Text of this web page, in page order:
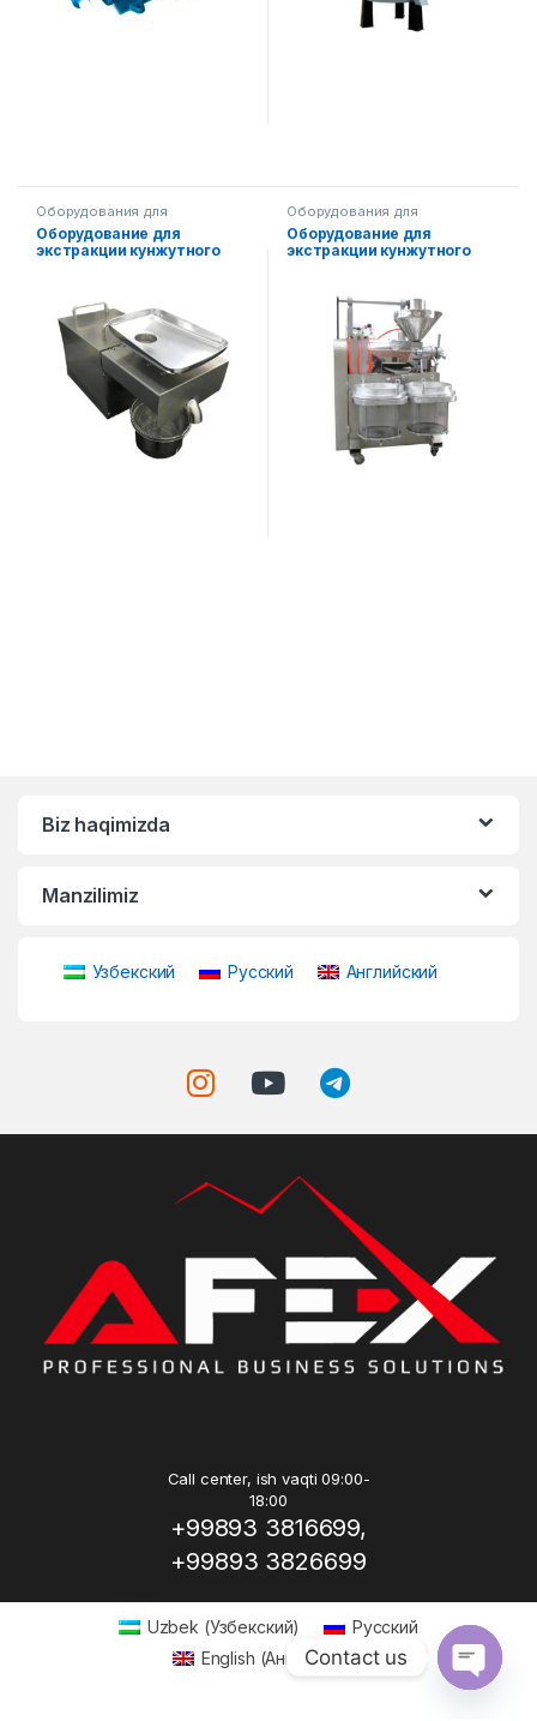
Оборудования для
производства масла
Оборудование для
экстракции кунжутного
Оборудования для
производства масла
Оборудование для
экстракции кунжутного
Biz haqimizda
Manzilimiz
Узбекский Русский Английский
Call center, ish vaqti 09:00-
18:00
+99893 3816699,
+99893 3826699
Uzbek (Узбекский)
Русский
English (Английский)
Contact us